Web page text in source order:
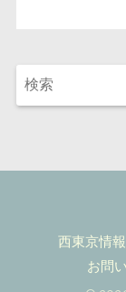
西東京情報
お問